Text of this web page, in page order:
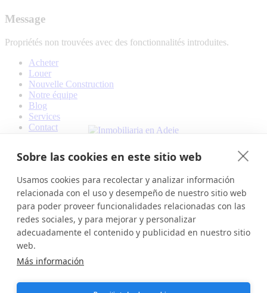
Sobre las cookies en este sitio web
Usamos cookies para recolectar y analizar información
relacionada con el uso y desempeño de nuestro sitio web
para poder proveer funcionalidades relacionadas con las
redes sociales, y para mejorar y personalizar
adecuadamente el contenido y publicidad en nuestro sitio
web.
Más información
Message
Propriétés non trouvées avec des fonctionnalités introduites.
Acheter
Louer
Nouvelle Construction
Notre équipe
Blog
Services
Contact
Oficina Principal – Main office
Plaza Cruz del Llano 59
38670 - Adeje, Santa Cruz de Tenerife
922 075 220
609 264 194
Sucursal - Branch
Calle Hermano Pedro, 7 Local 2
38670 - Adeje, Santa Cruz de Tenerife
922 928 741